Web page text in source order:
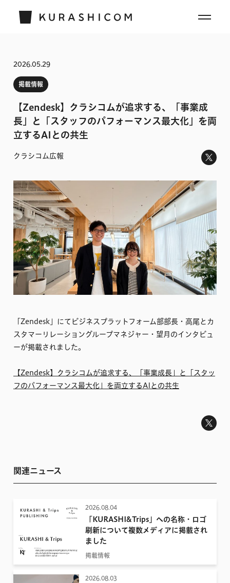
2026.05.29
掲載情報
【Zendesk】クラシコムが追求する、「事業成
長」と「スタッフのパフォーマンス最大化」を両
立するAIとの共生
クラシコム広報
「Zendesk」にてビジネスプラットフォーム部部長・高尾とカ
スタマーリレーショングループマネジャー・望月のインタビュ
ーが掲載されました。
【Zendesk】クラシコムが追求する、「事業成長」と「スタッ
フのパフォーマンス最大化」を両立するAIとの共生
関連ニュース
2026.08.04
「KURASHI&Trips」への名称・ロゴ
刷新について複数メディアに掲載され
ました
掲載情報
2026.08.03